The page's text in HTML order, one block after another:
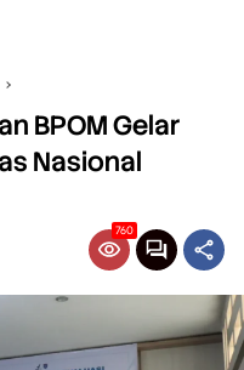
BPOM Gelar
Nasional
760